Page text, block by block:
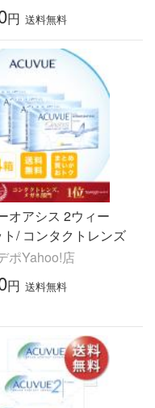
円 送料無料
オアシス 2ウィー
/ コンタクトレンズ
ポYahoo!店
円 送料無料